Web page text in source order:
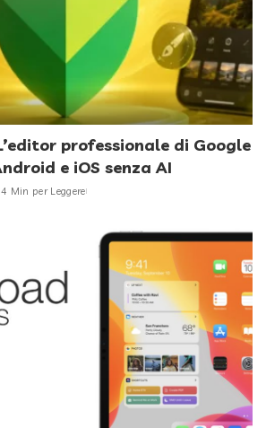
professionale di Google
e iOS senza AI
4 Min per Leggere